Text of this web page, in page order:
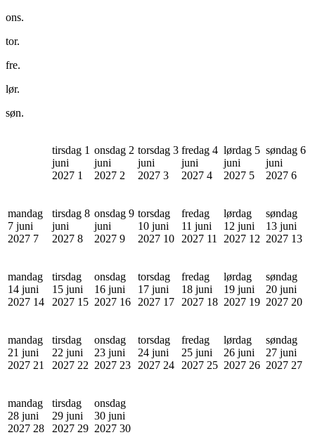
ons.
tor.
fre.
lør.
søn.
tirsdag 1
juni
2027 1
onsdag 2
juni
2027 2
torsdag 3
juni
2027 3
fredag 4
juni
2027 4
lørdag 5
juni
2027 5
søndag 6
juni
2027 6
mandag
7 juni
2027 7
tirsdag 8
juni
2027 8
onsdag 9
juni
2027 9
torsdag
10 juni
2027 10
fredag
11 juni
2027 11
lørdag
12 juni
2027 12
søndag
13 juni
2027 13
mandag
14 juni
2027 14
tirsdag
15 juni
2027 15
onsdag
16 juni
2027 16
torsdag
17 juni
2027 17
fredag
18 juni
2027 18
lørdag
19 juni
2027 19
søndag
20 juni
2027 20
mandag
21 juni
2027 21
tirsdag
22 juni
2027 22
onsdag
23 juni
2027 23
torsdag
24 juni
2027 24
fredag
25 juni
2027 25
lørdag
26 juni
2027 26
søndag
27 juni
2027 27
mandag
28 juni
2027 28
tirsdag
29 juni
2027 29
onsdag
30 juni
2027 30